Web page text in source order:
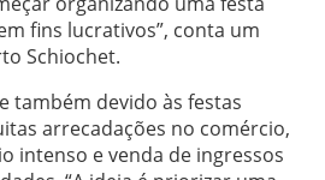
fins lucrativos”, conta um
Schiochet.
também devido às festas
arrecadações no comércio,
intenso e venda de ingressos